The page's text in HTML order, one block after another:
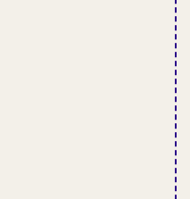
ВХОДНОЙ ДВЕРИ С
выделить
такую
ширина лестницы,